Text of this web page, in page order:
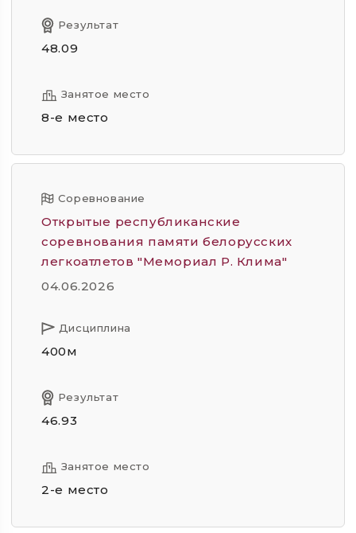
Результат
48.09
Занятое место
8-е место
Соревнование
Открытые республиканские
соревнования памяти белорусских
легкоатлетов "Мемориал Р. Клима"
04.06.2026
Дисциплина
400м
Результат
46.93
Занятое место
2-е место